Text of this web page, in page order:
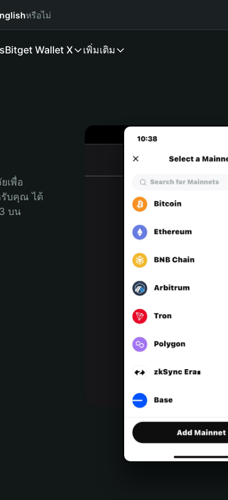
หรือไม่
Bitget Wallet X เพิ่มเติม
เพื่อ
รับคุณ ได้
บน